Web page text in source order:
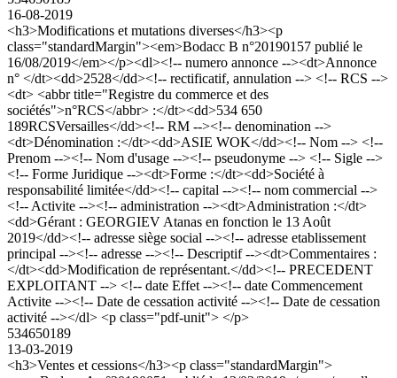
16-08-2019
<h3>Modifications et mutations diverses</h3><p
class="standardMargin"><em>Bodacc B n°20190157 publié le
16/08/2019</em></p><dl><!-- numero annonce --><dt>Annonce
n° </dt><dd>2528</dd><!-- rectificatif, annulation --> <!-- RCS -->
<dt> <abbr title="Registre du commerce et des
sociétés">n°RCS</abbr> :</dt><dd>534 650
189RCSVersailles</dd><!-- RM --><!-- denomination -->
<dt>Dénomination :</dt><dd>ASIE WOK</dd><!-- Nom --> <!--
Prenom --><!-- Nom d'usage --><!-- pseudonyme --> <!-- Sigle -->
<!-- Forme Juridique --><dt>Forme :</dt><dd>Société à
responsabilité limitée</dd><!-- capital --><!-- nom commercial -->
<!-- Activite --><!-- administration --><dt>Administration :</dt>
<dd>Gérant : GEORGIEV Atanas en fonction le 13 Août
2019</dd><!-- adresse siège social --><!-- adresse etablissement
principal --><!-- adresse --><!-- Descriptif --><dt>Commentaires :
</dt><dd>Modification de représentant.</dd><!-- PRECEDENT
EXPLOITANT --> <!-- date Effet --><!-- date Commencement
Activite --><!-- Date de cessation activité --><!-- Date de cessation
activité --></dl> <p class="pdf-unit"> </p>
534650189
13-03-2019
<h3>Ventes et cessions</h3><p class="standardMargin">